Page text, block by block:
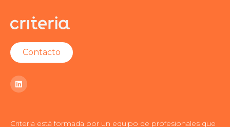
Contacto
Criteria está formada por un equipo de profesionales que